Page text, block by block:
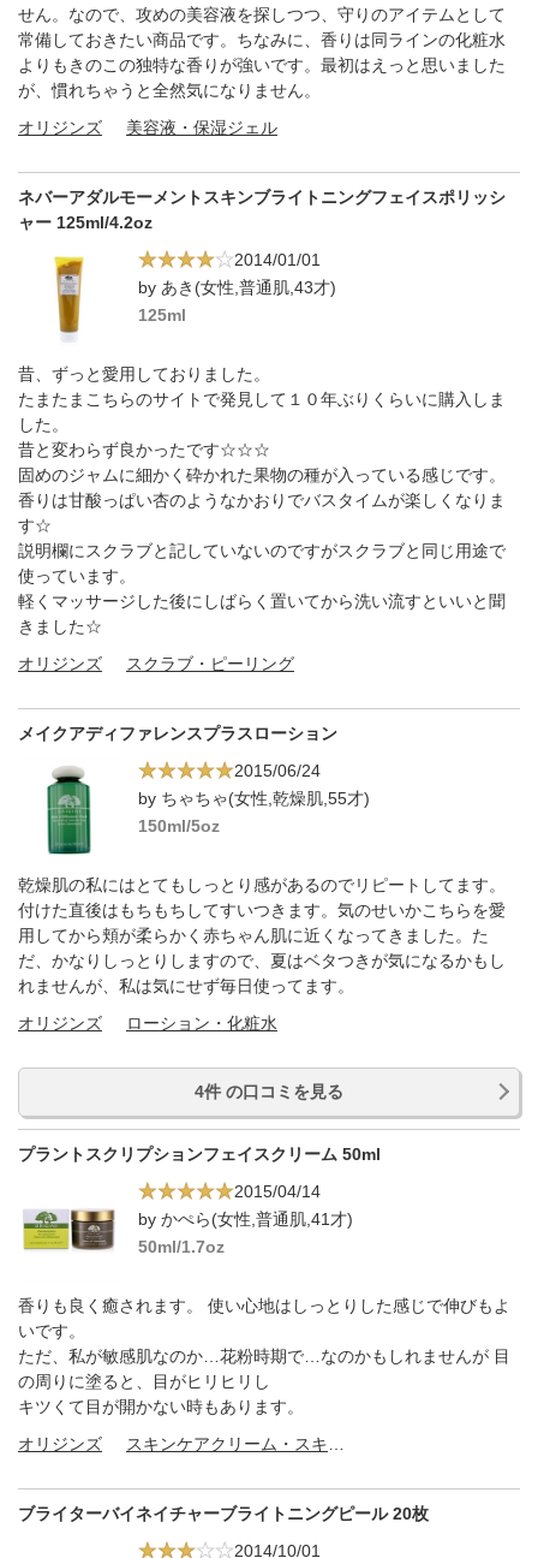
せん。なので、攻めの美容液を探しつつ、守りのアイテムとして
常備しておきたい商品です。ちなみに、香りは同ラインの化粧水
よりもきのこの独特な香りが強いです。最初はえっと思いました
が、慣れちゃうと全然気になりません。
オリジンズ
美容液・保湿ジェル
ネバーアダルモーメントスキンブライトニングフェイスポリッシ
ャー 125ml/4.2oz
2014/01/01
by あき(女性,普通肌,43才)
125ml
昔、ずっと愛用しておりました。
たまたまこちらのサイトで発見して１０年ぶりくらいに購入しま
した。
昔と変わらず良かったです☆☆☆
固めのジャムに細かく砕かれた果物の種が入っている感じです。
香りは甘酸っぱい杏のようなかおりでバスタイムが楽しくなりま
す☆
説明欄にスクラブと記していないのですがスクラブと同じ用途で
使っています。
軽くマッサージした後にしばらく置いてから洗い流すといいと聞
きました☆
オリジンズ
スクラブ・ピーリング
メイクアディファレンスプラスローション
2015/06/24
by ちゃちゃ(女性,乾燥肌,55才)
150ml/5oz
乾燥肌の私にはとてもしっとり感があるのでリピートしてます。
付けた直後はもちもちしてすいつきます。気のせいかこちらを愛
用してから頬が柔らかく赤ちゃん肌に近くなってきました。た
だ、かなりしっとりしますので、夏はベタつきが気になるかもし
れませんが、私は気にせず毎日使ってます。
オリジンズ
ローション・化粧水
4件 の口コミを見る
プラントスクリプションフェイスクリーム 50ml
2015/04/14
by かぺら(女性,普通肌,41才)
50ml/1.7oz
香りも良く癒されます。 使い心地はしっとりした感じで伸びもよ
いです。
ただ、私が敏感肌なのか…花粉時期で…なのかもしれませんが 目
の周りに塗ると、目がヒリヒリし
キツくて目が開かない時もあります。
オリジンズ
ブライターバイネイチャーブライトニングピール 20枚
2014/10/01